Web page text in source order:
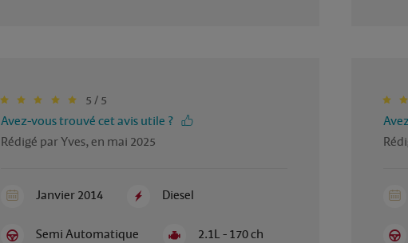
5 / 5
Avez-vous trouvé cet avis utile ?
Rédigé par Yves, en mai 2025
Janvier 2014 Diesel
Semi Automatique 2.1L - 170 ch